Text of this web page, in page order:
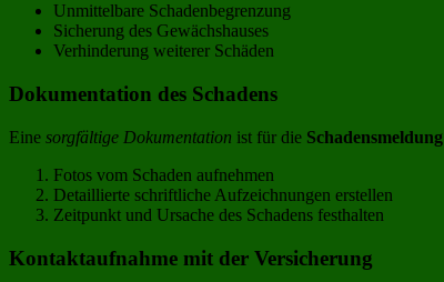
Unmittelbare Schadenbegrenzung
Sicherung des Gewächshauses
Verhinderung weiterer Schäden
Dokumentation des Schadens
Eine sorgfältige Dokumentation ist für die Schadensmeldung
Fotos vom Schaden aufnehmen
Detaillierte schriftliche Aufzeichnungen erstellen
Zeitpunkt und Ursache des Schadens festhalten
Kontaktaufnahme mit der Versicherung